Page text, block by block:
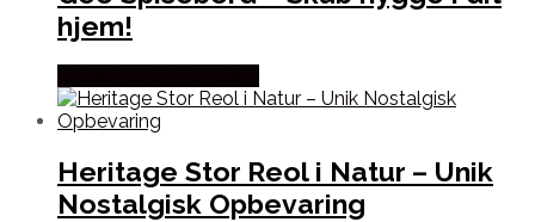
hjem!
Heritage Stor Reol i Natur – Unik
Nostalgisk Opbevaring